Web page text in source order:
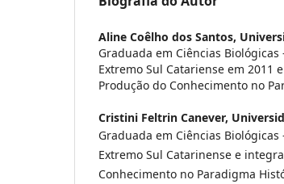
Aline Coêlho dos Santos,
Graduada em Ciências
Extremo Sul Catariense em 2011
Produção do Conhecimento no
Cristini Feltrin Canever,
Graduada em Ciências
Extremo Sul Catarinense e
Conhecimento no Paradigma